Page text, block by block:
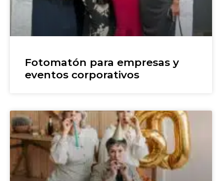
Fotomatón para empresas y
eventos corporativos